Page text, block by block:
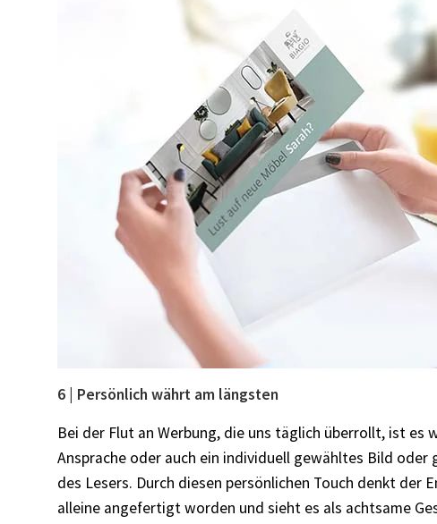
6 | Persönlich währt am längsten
Bei der Flut an Werbung, die uns täglich überrollt, ist es
Ansprache oder auch ein individuell gewähltes Bild
des Lesers. Durch diesen persönlichen Touch denkt der
alleine angefertigt worden und sieht es als achtsame